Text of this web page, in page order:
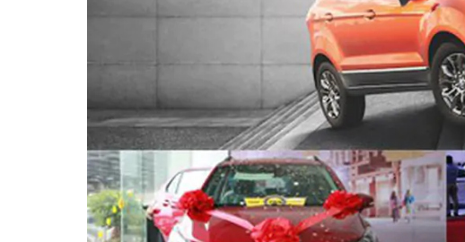
Thế giới
Tiếng nói công dân
An ninh - Hình sự
ĐA CHIỀU
Quan điểm
INFOCUS